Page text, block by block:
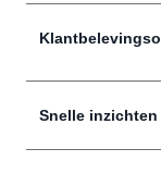
Snelle inzichten